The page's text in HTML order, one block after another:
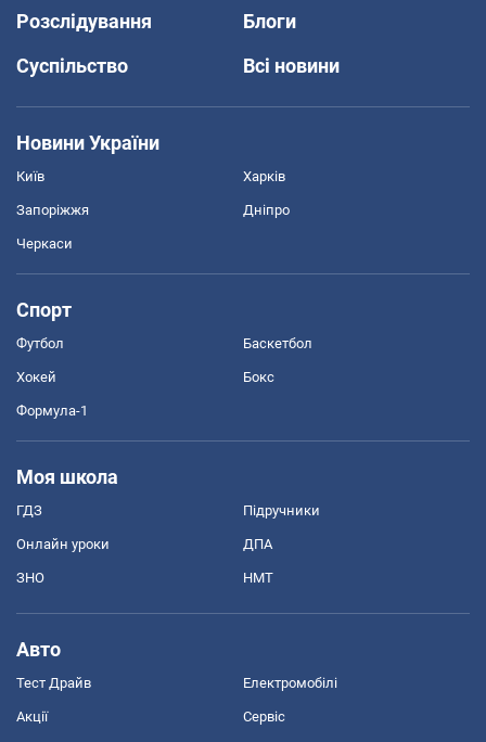
Розслідування
Блоги
Суспільство
Всі новини
Новини України
Київ Харків
Запоріжжя Дніпро
Черкаси
Спорт
Футбол Баскетбол
Хокей Бокс
Формула-1
Моя школа
ГДЗ Підручники
Онлайн уроки ДПА
ЗНО НМТ
Авто
Тест Драйв Електромобілі
Акції Сервіс